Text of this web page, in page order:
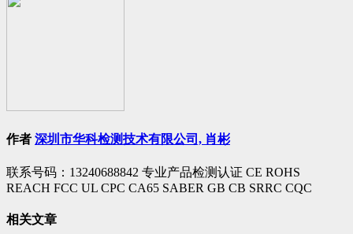
作者 深圳市华科检测技术有限公司, 肖彬
联系号码：13240688842 专业产品检测认证 CE ROHS
REACH FCC UL CPC CA65 SABER GB CB SRRC CQC
相关文章